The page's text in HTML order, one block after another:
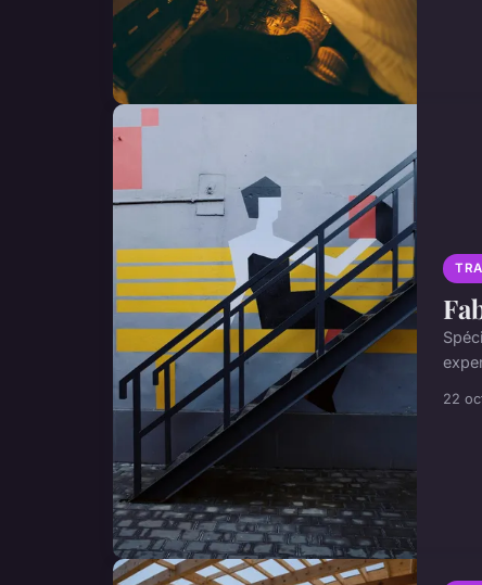
22